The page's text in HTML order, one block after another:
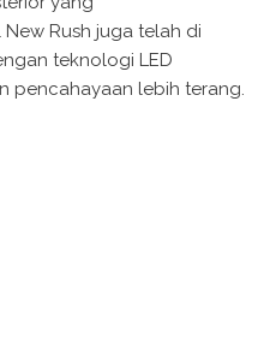
Rush juga telah di
teknologi LED
pencahayaan lebih terang.